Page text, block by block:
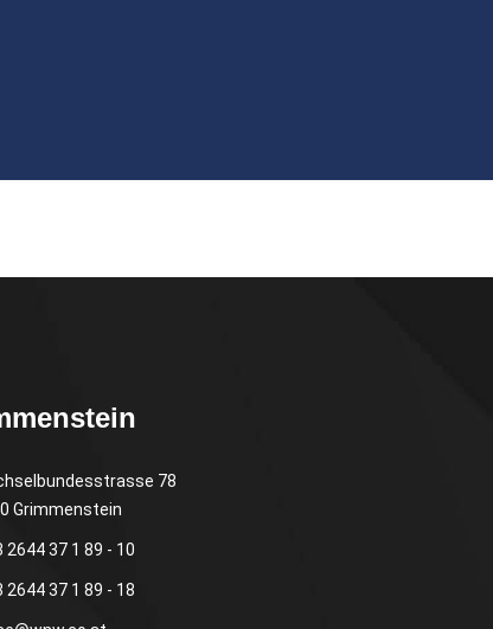
78
Grimmenstein
2644 37 1 89 - 10
2644 37 1 89 - 18